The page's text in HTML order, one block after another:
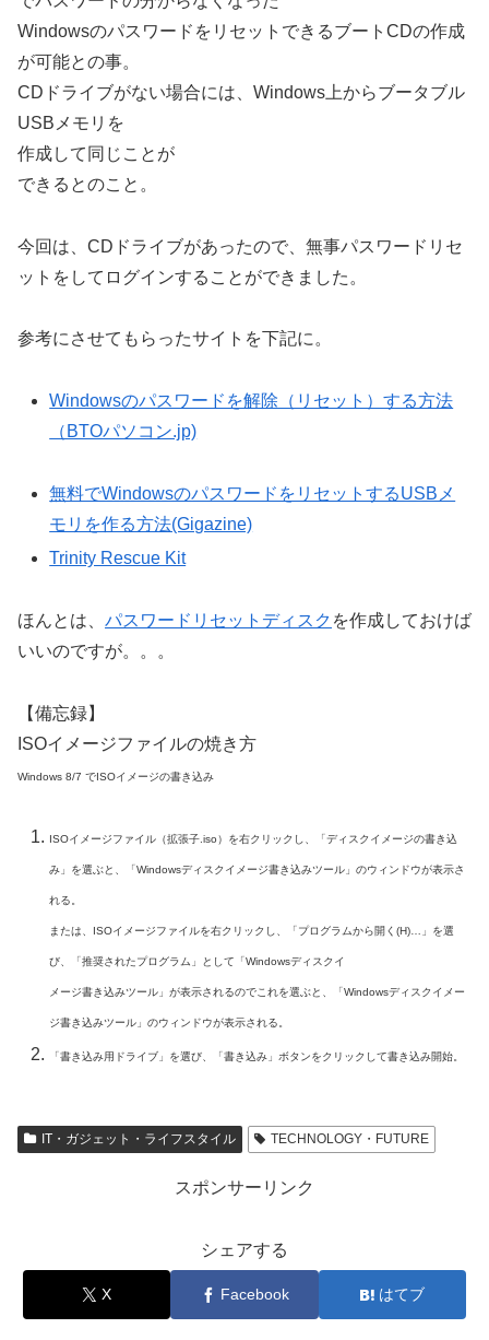
WindowsのパスワードをリセットできるブートCDの作成
が可能との事。
CDドライブがない場合には、Windows上からブータブル
USBメモリを
作成して同じことが
できるとのこと。
今回は、CDドライブがあったので、無事パスワードリセ
ットをしてログインすることができました。
参考にさせてもらったサイトを下記に。
Windowsのパスワードを解除（リセット）する方法
（BTOパソコン.jp)
無料でWindowsのパスワードをリセットするUSBメ
モリを作る方法(Gigazine)
Trinity Rescue Kit
ほんとは、 パスワードリセットディスク を作成しておけば
いいのですが。。。
【備忘録】
ISOイメージファイルの焼き方
Windows 8/7 でISOイメージの書き込み
ISOイメージファイル（拡張子.iso）を右クリックし、「ディスクイメージの書き込
み」を選ぶと、「Windowsディスクイメージ書き込みツール」のウィンドウが表示さ
れる。
または、ISOイメージファイルを右クリックし、「プログラムから開く(H)…」を選
び、「推奨されたプログラム」として「Windowsディスクイ
メージ書き込みツール」が表示されるのでこれを選ぶと、「Windowsディスクイメー
ジ書き込みツール」のウィンドウが表示される。
「書き込み用ドライブ」を選び、「書き込み」ボタンをクリックして書き込み開始。
IT・ガジェット・ライフスタイル TECHNOLOGY・FUTURE
スポンサーリンク
シェアする
X Facebook はてブ